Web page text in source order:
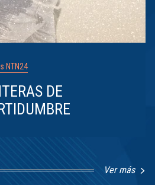
NTN24
DE
Ver más